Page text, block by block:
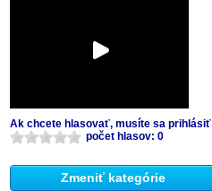
Ak chcete hlasovať, musíte sa prihlásiť
počet hlasov: 0
Zmeniť kategórie